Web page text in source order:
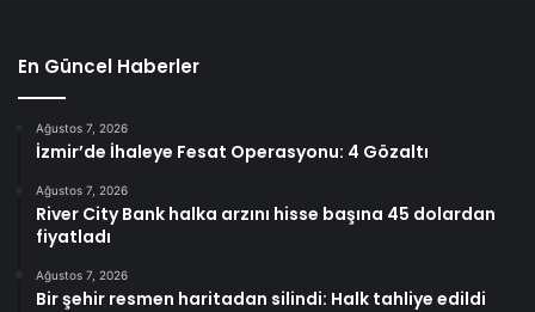
En Güncel Haberler
Ağustos 7, 2026
İzmir’de İhaleye Fesat Operasyonu: 4 Gözaltı
Ağustos 7, 2026
River City Bank halka arzını hisse başına 45 dolardan
fiyatladı
Ağustos 7, 2026
Bir şehir resmen haritadan silindi: Halk tahliye edildi